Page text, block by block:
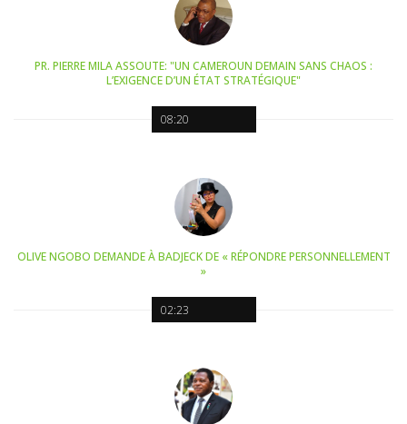
08:20
PR. PIERRE MILA ASSOUTE: "UN CAMEROUN DEMAIN SANS CHAOS :
L’EXIGENCE D’UN ÉTAT STRATÉGIQUE"
02:23
OLIVE NGOBO DEMANDE À BADJECK DE « RÉPONDRE PERSONNELLEMENT
»